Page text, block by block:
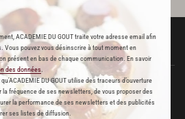
ACADEMIE DU GOUT traite votre adresse email afin
Vous pouvez vous désinscrire à tout moment en
présent en bas de chaque communication. En savoir
des données
DU GOUT utilise des traceurs d’ouverture
la fréquence de ses newsletters, de vous proposer des
la performance de ses newsletters et des publicités
ses listes de diffusion.
À DÉCOUVRIR
Beurre Bordier
La Pâtisserie des Rêves